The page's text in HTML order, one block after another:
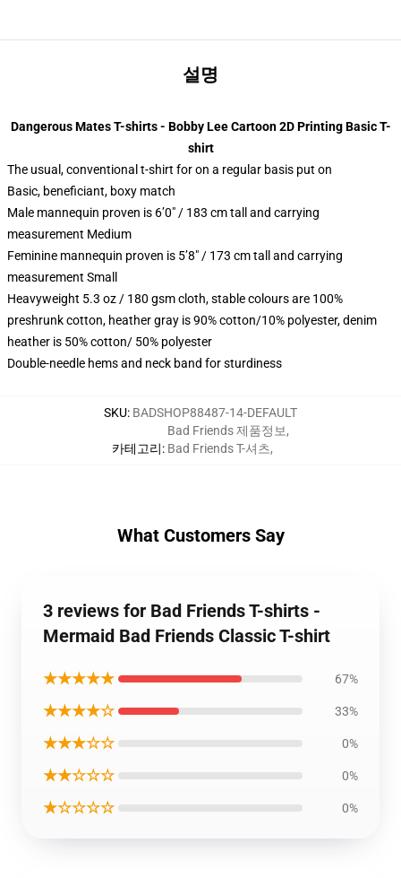
설명
Dangerous Mates T-shirts - Bobby Lee Cartoon 2D Printing Basic T-
shirt
The usual, conventional t-shirt for on a regular basis put on
Basic, beneficiant, boxy match
Male mannequin proven is 6’0″ / 183 cm tall and carrying
measurement Medium
Feminine mannequin proven is 5’8″ / 173 cm tall and carrying
measurement Small
Heavyweight 5.3 oz / 180 gsm cloth, stable colours are 100%
preshrunk cotton, heather gray is 90% cotton/10% polyester, denim
heather is 50% cotton/ 50% polyester
Double-needle hems and neck band for sturdiness
SKU: BADSHOP88487-14-DEFAULT
카테고리:
Bad Friends 제품정보,
Bad Friends T-셔츠,
What Customers Say
3 reviews for Bad Friends T-shirts -
Mermaid Bad Friends Classic T-shirt
★★★★★ 67%
★★★★☆ 33%
★★★☆☆ 0%
★★☆☆☆ 0%
★☆☆☆☆ 0%